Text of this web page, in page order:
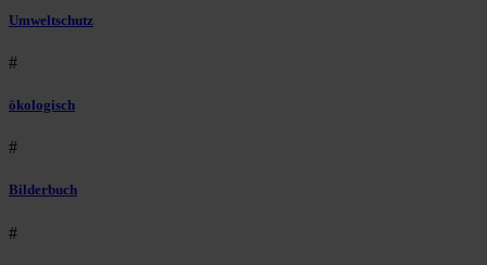
Umweltschutz
#
ökologisch
#
Bilderbuch
#